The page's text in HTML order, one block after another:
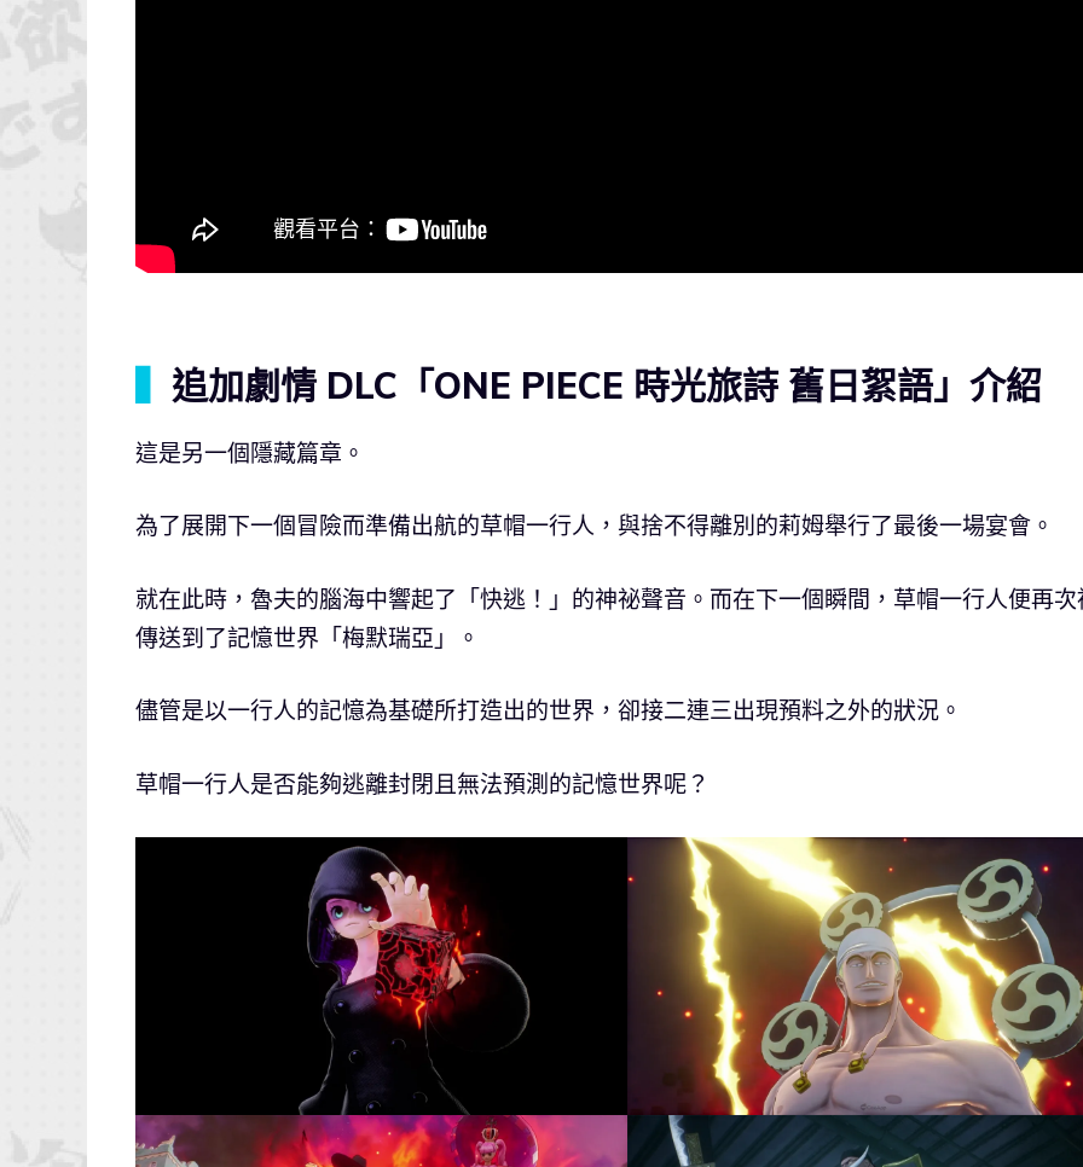
追加劇情 DLC「ONE PIECE 時光旅詩 舊日絮語」介紹
這是另一個隱藏篇章。
為了展開下一個冒險而準備出航的草帽一行人，與捨不得離別的莉姆舉行了最後一場宴會。
就在此時，魯夫的腦海中響起了「快逃！」的神祕聲音。而在下一個瞬間，草帽一行人便再次
傳送到了記憶世界「梅默瑞亞」。
儘管是以一行人的記憶為基礎所打造出的世界，卻接二連三出現預料之外的狀況。
草帽一行人是否能夠逃離封閉且無法預測的記憶世界呢？